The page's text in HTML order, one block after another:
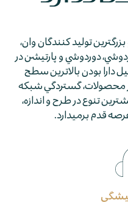
توليد كنندگان وان،
دوردوشي و پارتيشن در
دارا بودن بالاترين سطح
محصولات، گستردگي شبكه
تنوع در طرح و اندازه،
قدم برمي­دارد.